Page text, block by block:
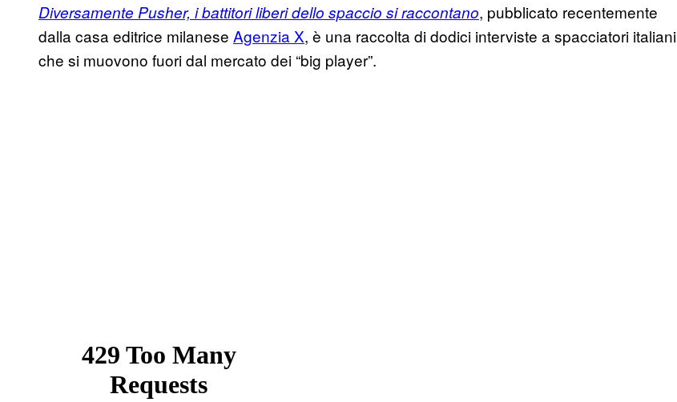
Diversamente Pusher, i battitori liberi dello spaccio si raccontano, pubblicato recentemente
dalla casa editrice milanese Agenzia X, è una raccolta di dodici interviste a spacciatori italiani
che si muovono fuori dal mercato dei “big player”.